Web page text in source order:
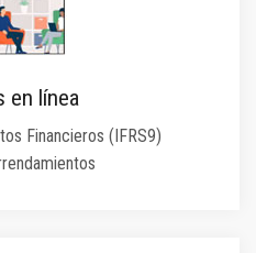
en línea
Financieros (IFRS9)